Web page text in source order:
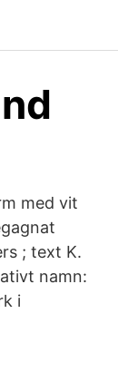
med vit
; text K.
namn:
i